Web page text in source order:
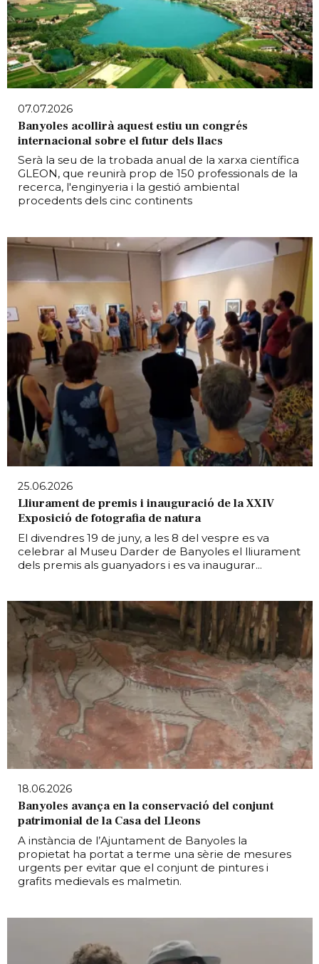
07.07.2026
Banyoles acollirà aquest estiu un congrés
internacional sobre el futur dels llacs
Serà la seu de la trobada anual de la xarxa científica
GLEON, que reunirà prop de 150 professionals de la
recerca, l'enginyeria i la gestió ambiental
procedents dels cinc continents
25.06.2026
Lliurament de premis i inauguració de la XXIV
Exposició de fotografia de natura
El divendres 19 de juny, a les 8 del vespre es va
celebrar al Museu Darder de Banyoles el lliurament
dels premis als guanyadors i es va inaugurar...
18.06.2026
Banyoles avança en la conservació del conjunt
patrimonial de la Casa del Lleons
A instància de l’Ajuntament de Banyoles la
propietat ha portat a terme una sèrie de mesures
urgents per evitar que el conjunt de pintures i
grafits medievals es malmetin.